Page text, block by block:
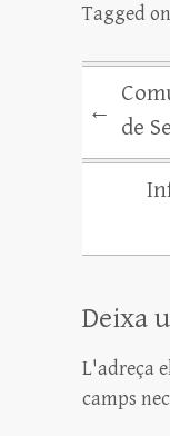
bo
ok
Tagged
←
de
Deixa
L'adreça
camps